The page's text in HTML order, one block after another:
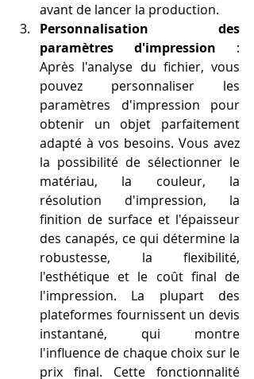
avant de lancer la production.
Personnalisation des
paramètres d'impression :
Après l'analyse du fichier, vous
pouvez personnaliser les
paramètres d'impression pour
obtenir un objet parfaitement
adapté à vos besoins. Vous avez
la possibilité de sélectionner le
matériau, la couleur, la
résolution d'impression, la
finition de surface et l'épaisseur
des canapés, ce qui détermine la
robustesse, la flexibilité,
l'esthétique et le coût final de
l'impression. La plupart des
plateformes fournissent un devis
instantané, qui montre
l'influence de chaque choix sur le
prix final. Cette fonctionnalité